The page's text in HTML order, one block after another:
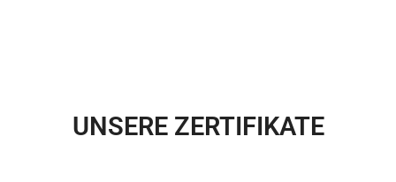
UNSERE ZERTIFIKATE